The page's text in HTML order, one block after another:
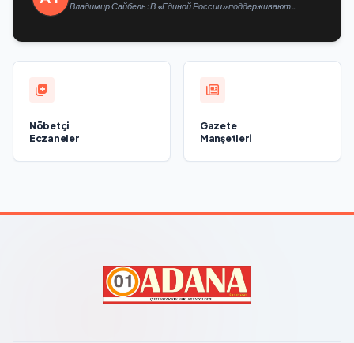
Владимир Сайбель: В «Единой России» поддерживают
Nöbetçi
Eczaneler
Gazete
Manşetleri